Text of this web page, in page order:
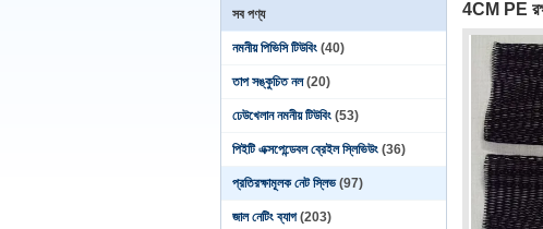
সব পণ্য
নমনীয় পিভিসি টিউবিং (40)
তাপ সঙ্কুচিত নল (20)
ঢেউখেলান নমনীয় টিউবিং (53)
পিইটি এক্সপেন্ডেবল ব্রেইল স্লিভিউং (36)
প্রতিরক্ষামূলক নেট স্লিভ (97)
জাল নেটিং ব্যাগ (203)
4CM PE